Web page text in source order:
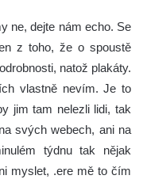
ne, dejte nám echo. Se
z toho, že o spoustě
natož plakáty.
vlastně nevím. Je to
jim tam nelezli lidi, tak
svých webech, ani na
týdnu tak nějak
myslet, .ere mě to čím